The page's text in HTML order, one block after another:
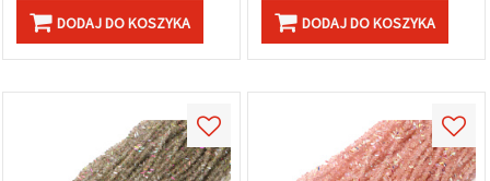
DODAJ DO KOSZYKA DODAJ DO KOSZYKA